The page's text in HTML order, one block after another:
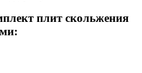
плит скольжения